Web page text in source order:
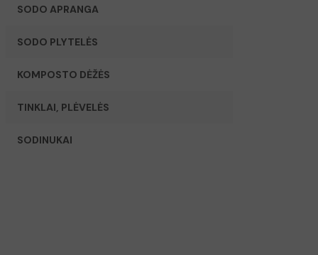
SODO APRANGA
SODO PLYTELĖS
KOMPOSTO DĖŽĖS
TINKLAI, PLĖVELĖS
SODINUKAI